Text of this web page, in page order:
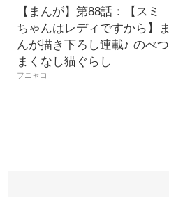
【まんが】第88話：【スミ
ちゃんはレディですから】ま
んが描き下ろし連載♪ のべつ
まくなし猫ぐらし
フニャコ